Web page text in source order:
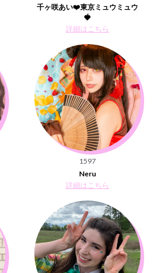
千ヶ咲あい❤️東京ミュウミュウ
🍓
詳細はこちら
1597
Neru
詳細はこちら